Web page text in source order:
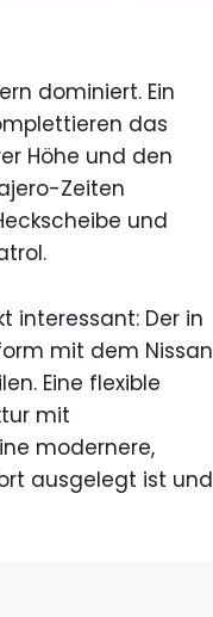
dominiert. Ein
das
Höhe und den
Zeiten
und
interessant: Der in
mit dem Nissan
Eine flexible
mit
modernere,
ausgelegt ist und